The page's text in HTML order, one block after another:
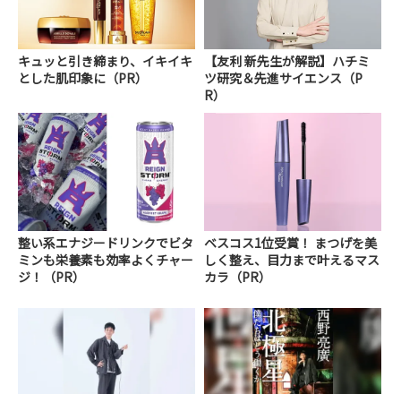
キュッと引き締まり、イキイキ
とした肌印象に（PR）
【友利 新先生が解説】ハチミ
ツ研究＆先進サイエンス（P
R）
整い系エナジードリンクでビタ
ミンも栄養素も効率よくチャー
ジ！（PR）
ベスコス1位受賞！ まつげを美
しく整え、目力まで叶えるマス
カラ（PR）